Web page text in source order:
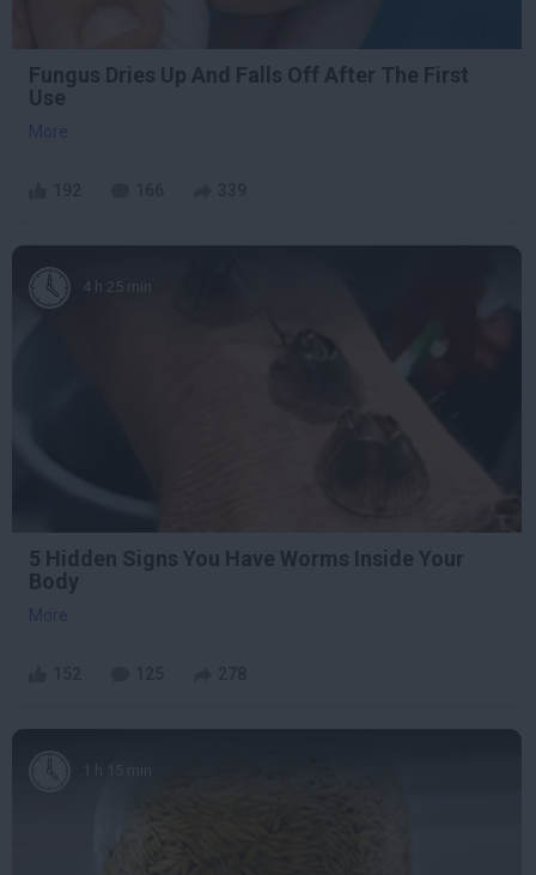
Fungus Dries Up And Falls Off After The First
Use
More
4 h 25 min
5 Hidden Signs You Have Worms Inside Your
Body
More